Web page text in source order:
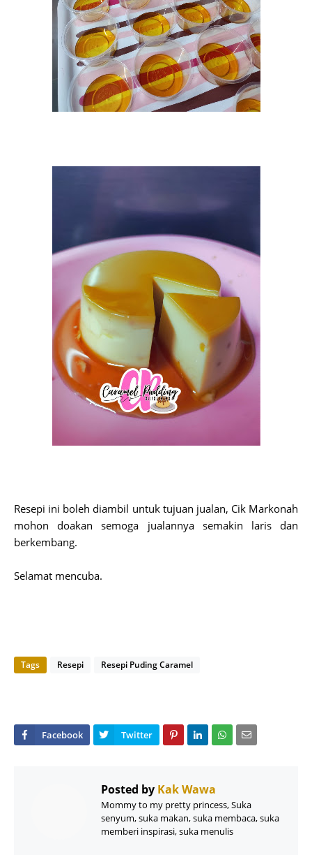
Resepi ini boleh diambil untuk tujuan jualan, Cik Markonah
mohon doakan semoga jualannya semakin laris dan
berkembang.
Selamat mencuba.
Tags Resepi Resepi Puding Caramel
Posted by Kak Wawa
Mommy to my pretty princess, Suka
senyum, suka makan, suka membaca, suka
memberi inspirasi, suka menulis